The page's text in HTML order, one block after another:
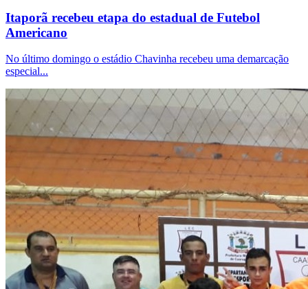
Itaporã recebeu etapa do estadual de Futebol
Americano
No último domingo o estádio Chavinha recebeu uma demarcação
especial...